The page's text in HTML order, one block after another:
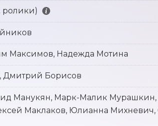
ролики)
Максимов, Надежда Мотина
Дмитрий Борисов
Манукян, Марк-Малик
Маклаков, Юлианна Михневич,